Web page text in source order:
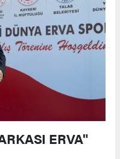
ERVA"